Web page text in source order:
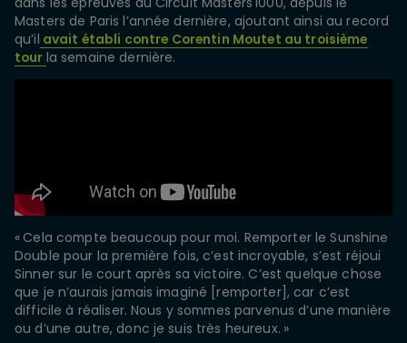
Masters de Paris l’année dernière, ajoutant ainsi au record
qu’il avait établi contre Corentin Moutet au troisième
tour la semaine dernière.
« Cela compte beaucoup pour moi. Remporter le Sunshine
Double pour la première fois, c’est incroyable, s’est réjoui
Sinner sur le court après sa victoire. C’est quelque chose
que je n’aurais jamais imaginé [remporter], car c’est
difficile à réaliser. Nous y sommes parvenus d’une manière
ou d’une autre, donc je suis très heureux. »